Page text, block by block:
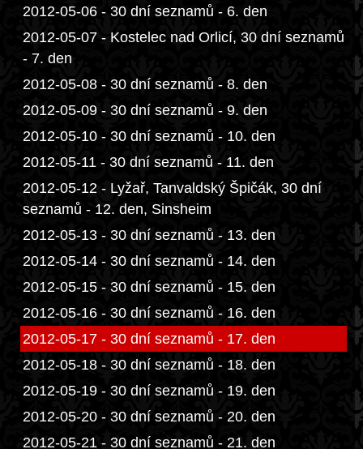
2012-05-06 - 30 dní seznamů - 6. den
2012-05-07 - Kostelec nad Orlicí, 30 dní seznamů
- 7. den
2012-05-08 - 30 dní seznamů - 8. den
2012-05-09 - 30 dní seznamů - 9. den
2012-05-10 - 30 dní seznamů - 10. den
2012-05-11 - 30 dní seznamů - 11. den
2012-05-12 - Lyžař, Tanvaldský Špičák, 30 dní
seznamů - 12. den, Sinsheim
2012-05-13 - 30 dní seznamů - 13. den
2012-05-14 - 30 dní seznamů - 14. den
2012-05-15 - 30 dní seznamů - 15. den
2012-05-16 - 30 dní seznamů - 16. den
2012-05-17 - 30 dní seznamů - 17. den
2012-05-18 - 30 dní seznamů - 18. den
2012-05-19 - 30 dní seznamů - 19. den
2012-05-20 - 30 dní seznamů - 20. den
2012-05-21 - 30 dní seznamů - 21. den